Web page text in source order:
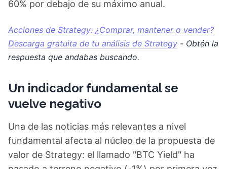
60% por debajo de su máximo anual.
Acciones de Strategy: ¿Comprar, mantener o vender?
Descarga gratuita de tu análisis de Strategy - Obtén la
respuesta que andabas buscando.
Un indicador fundamental se
vuelve negativo
Una de las noticias más relevantes a nivel
fundamental afecta al núcleo de la propuesta de
valor de Strategy: el llamado "BTC Yield" ha